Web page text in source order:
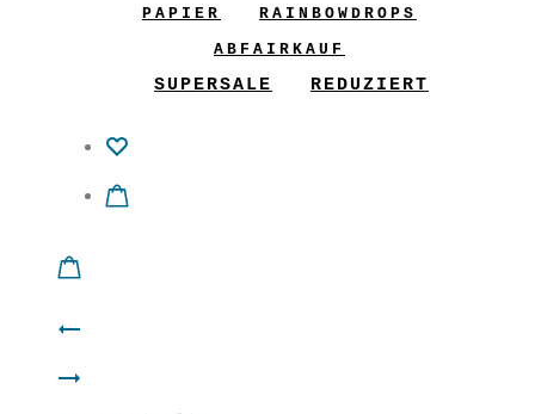
PAPIER
RAINBOWDROPS
ABFAIRKAUF
SUPERSALE REDUZIERT
Product
navigation
GliX